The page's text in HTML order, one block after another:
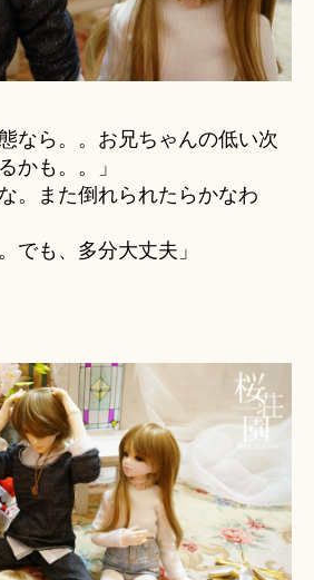
なら。。お兄ちゃんの低い次
かも。。」
。また倒れられたらかなわ
でも、多分大丈夫」